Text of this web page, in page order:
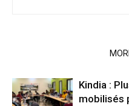
Kindia :
mobilisés